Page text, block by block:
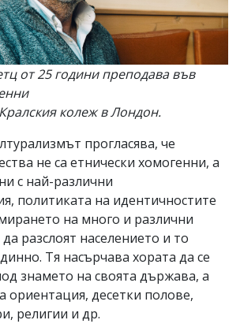
от 25 години преподава във
колеж в Лондон.
прогласява, че
не са етнически хомогенни, а
с най-различни
политиката на идентичностите
на много и различни
разслоят населението и то
Тя насърчава хората да се
знамето на своята държава, а
ориентация, десетки полове,
религии и др.